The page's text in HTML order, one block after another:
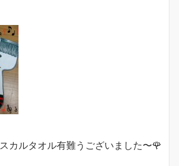
カルタオル有難うございました〜🌹